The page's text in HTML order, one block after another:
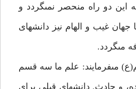
اين دو راه منحصر نمى‏گردد و
جهان غيب و الهام نيز دانش‏هاى
مى‏گردد.
مى‏فرمايند: علم ما سه قسم
و حادث. دانش‏هاى قبلى براى